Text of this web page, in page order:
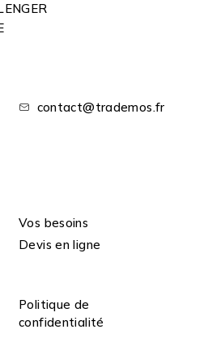
contact@trademos.fr
Vos besoins
Devis en ligne
Politique de
confidentialité